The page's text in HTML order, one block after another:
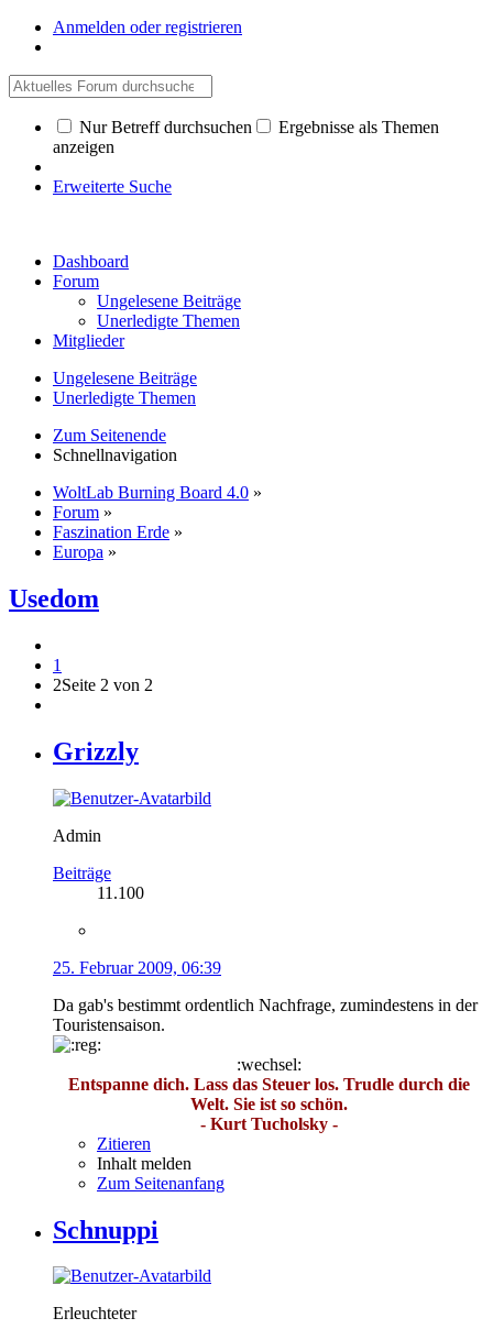
Anmelden oder registrieren
Nur Betreff durchsuchen
Ergebnisse als Themen
anzeigen
Erweiterte Suche
Dashboard
Forum
Ungelesene Beiträge
Unerledigte Themen
Mitglieder
Ungelesene Beiträge
Unerledigte Themen
Zum Seitenende
Schnellnavigation
WoltLab Burning Board 4.0 »
Forum »
Faszination Erde »
Europa »
Usedom
1
2Seite 2 von 2
Grizzly
Admin
Beiträge
11.100
25. Februar 2009, 06:39
Da gab's bestimmt ordentlich Nachfrage, zumindestens in der
Touristensaison.
:wechsel:
Entspanne dich. Lass das Steuer los. Trudle durch die
Welt. Sie ist so schön.
- Kurt Tucholsky -
Zitieren
Inhalt melden
Zum Seitenanfang
Schnuppi
Erleuchteter